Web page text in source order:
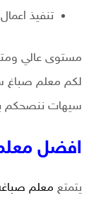
تنفيذ
مستوى عالي
لكم معلم
سيهات ننصحكم
افضل
يتمتع معلم